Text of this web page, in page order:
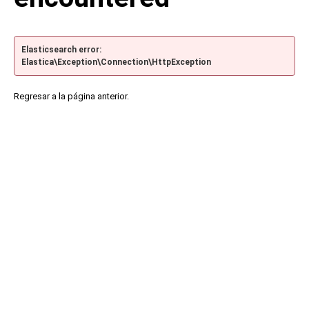
Elasticsearch error:
Elastica\Exception\Connection\HttpException
Regresar a la página anterior.